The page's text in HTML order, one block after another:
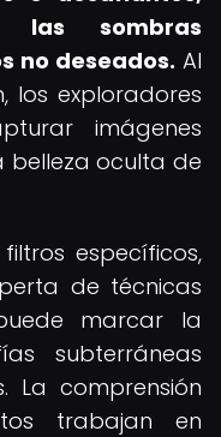
sombras
no deseados. Al
los exploradores
imágenes
belleza oculta de
específicos,
de técnicas
marcar la
subterráneas
La comprensión
trabajan en